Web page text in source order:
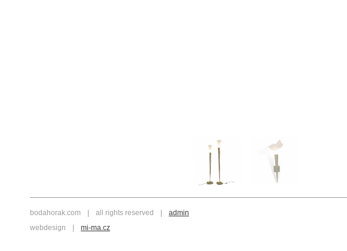
bodahorak.com all rights reserved
admin
webdesign
mi-ma.cz